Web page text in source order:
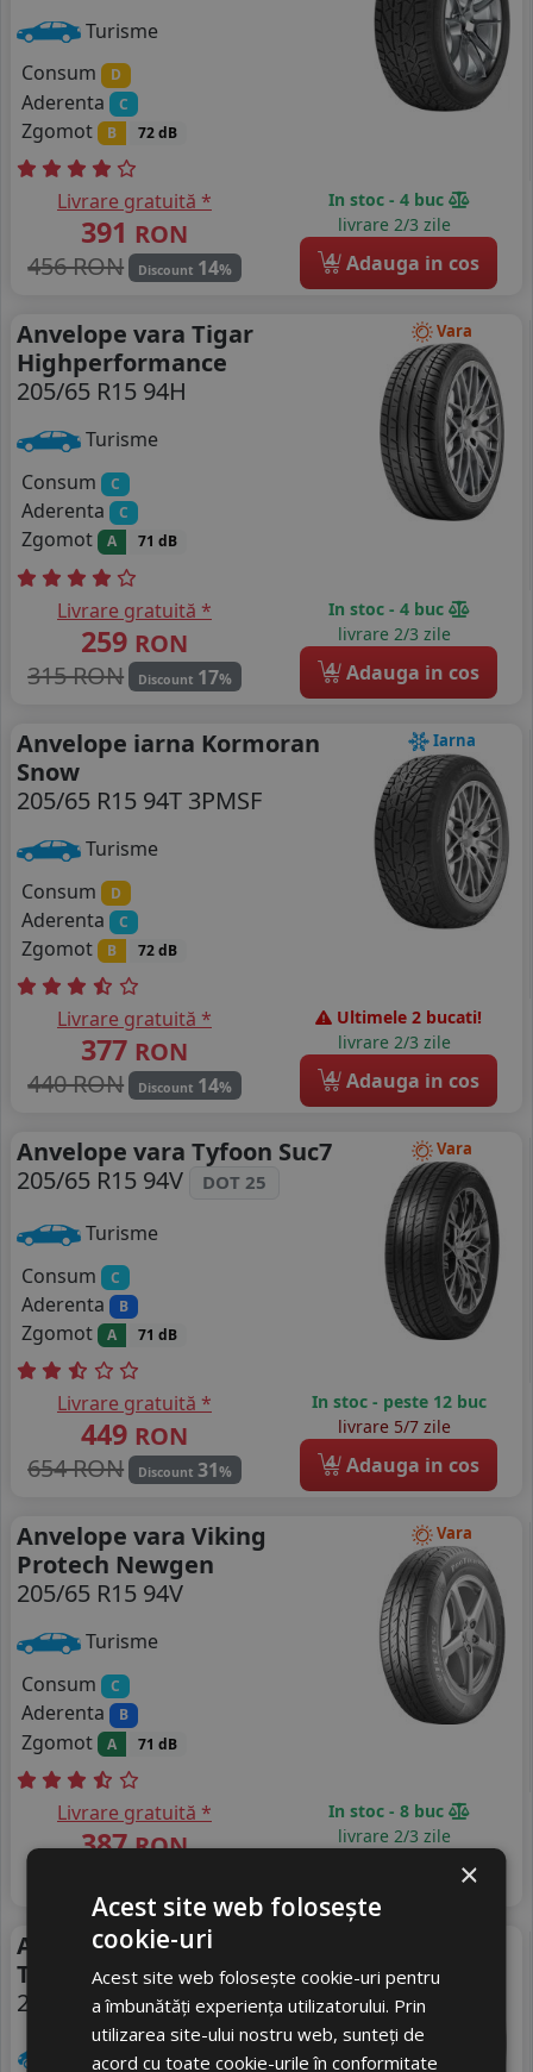
Turisme
Consum
D
Aderenta C
Zgomot B 72 dB
Livrare gratuită *
391 RON
456 RON
Discount 14%
In stoc - 4 buc
livrare 2/3 zile
4 Adauga in cos
Vara
Anvelope vara Tigar
Highperformance
205/65 R15 94H
Turisme
Consum
C
Aderenta C
Zgomot A 71 dB
Livrare gratuită *
259 RON
315 RON
Discount 17%
In stoc - 4 buc
livrare 2/3 zile
4 Adauga in cos
Iarna
Anvelope iarna Kormoran
Snow
205/65 R15 94T 3PMSF
Turisme
Consum
D
Aderenta C
Zgomot B 72 dB
Livrare gratuită *
377 RON
440 RON
Discount 14%
Ultimele 2 bucati!
livrare 2/3 zile
4 Adauga in cos
Vara
Anvelope vara Tyfoon Suc7
205/65 R15 94V
DOT 25
Turisme
Consum
C
Aderenta B
Zgomot A 71 dB
Livrare gratuită *
449 RON
654 RON
Discount 31%
In stoc - peste 12 buc
livrare 5/7 zile
4 Adauga in cos
Vara
Anvelope vara Viking
Protech Newgen
205/65 R15 94V
Turisme
Consum
C
Aderenta B
Zgomot A 71 dB
Livrare gratuită *
387RON
In stoc - 8 buc
livrare 2/3 zile
Adauga in cos
Anvelope vara Viking
Transtech Newgen
205/65 R15C 102T
Autoutilitare
×
Acest site web folosește
cookie-uri
Acest site web folosește cookie-uri pentru
a îmbunătăți experiența utilizatorului. Prin
utilizarea site-ului nostru web, sunteți de
acord cu toate cookie-urile în conformitate